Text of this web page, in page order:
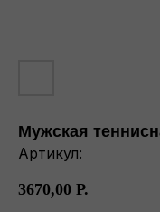
Мужская
Артикул:
3670,00 Р.